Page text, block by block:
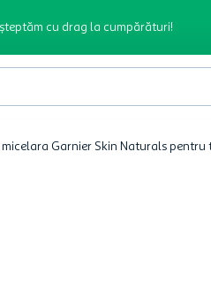
cu drag la cumpărături!
Garnier Skin Naturals